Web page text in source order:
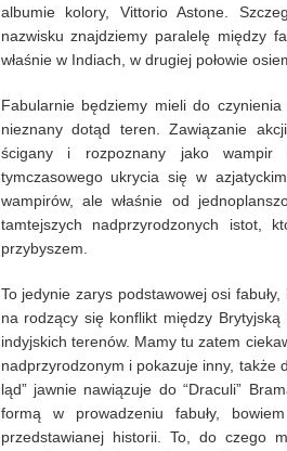
albumie kolory, Vittorio Astone.
nazwisku znajdziemy paralelę między
właśnie w Indiach, w drugiej połowie
Fabularnie będziemy mieli do
nieznany dotąd teren. Zawiązanie
ścigany i rozpoznany jako wampir
tymczasowego ukrycia się w
wampirów, ale właśnie od
tamtejszych nadprzyrodzonych istot,
przybyszem.
To jedynie zarys podstawowej osi
na rodzący się konflikt między Brytyjską
indyjskich terenów. Mamy tu zatem
nadprzyrodzonym i pokazuje inny, także
ląd” jawnie nawiązuje do “Draculi”
formą w prowadzeniu fabuły,
przedstawianej historii. To, do czego